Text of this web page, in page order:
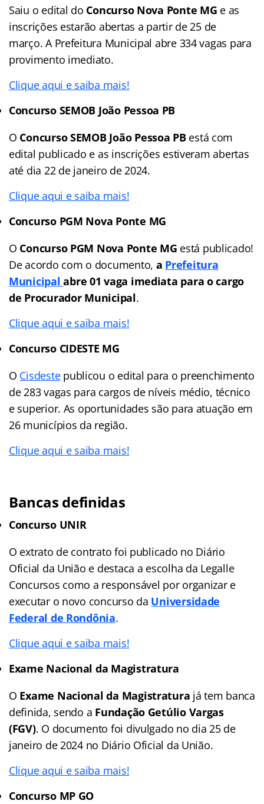
Saiu o edital do Concurso Nova Ponte MG e as
inscrições estarão abertas a partir de 25 de
março. A Prefeitura Municipal abre 334 vagas para
provimento imediato.
Clique aqui e saiba mais!
Concurso SEMOB João Pessoa PB
O Concurso SEMOB João Pessoa PBestá com
edital publicado e as inscrições estiveram abertas
até dia 22 de janeiro de 2024.
Clique aqui e saiba mais!
Concurso PGM Nova Ponte MG
O Concurso PGM Nova Ponte MG está publicado!
De acordo com o documento, a Prefeitura
Municipalabre 01 vaga imediata para o cargo
de Procurador Municipal.
Clique aqui e saiba mais!
Concurso CIDESTE MG
O Cisdestepublicou o edital para o preenchimento
de 283 vagas para cargos de níveis médio, técnico
e superior. As oportunidades são para atuação em
26 municípios da região.
Clique aqui e saiba mais!
Bancas definidas
Concurso UNIR
O extrato de contrato foi publicado no Diário
Oficial da União e destaca a escolha da Legalle
Concursos como a responsável por organizar e
executar o novo concurso da Universidade
Federal de Rondônia.
Clique aqui e saiba mais!
Exame Nacional da Magistratura
O Exame Nacional da Magistratura já tem banca
definida, sendo a Fundação Getúlio Vargas
(FGV). O documento foi divulgado no dia 25 de
janeiro de 2024 no Diário Oficial da União.
Clique aqui e saiba mais!
Concurso MP GO